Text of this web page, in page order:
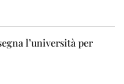
l’università per